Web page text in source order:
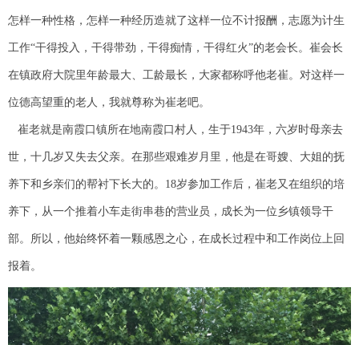
怎样一种性格，怎样一种经历造就了这样一位不计报酬，志愿为计生
工作“干得投入，干得带劲，干得痴情，干得红火”的老会长。崔会长
在镇政府大院里年龄最大、工龄最长，大家都称呼他老崔。对这样一
位德高望重的老人，我就尊称为崔老吧。
崔老就是南霞口镇所在地南霞口村人，生于1943年，六岁时母亲去
世，十几岁又失去父亲。在那些艰难岁月里，他是在哥嫂、大姐的抚
养下和乡亲们的帮衬下长大的。18岁参加工作后，崔老又在组织的培
养下，从一个推着小车走街串巷的营业员，成长为一位乡镇领导干
部。所以，他始终怀着一颗感恩之心，在成长过程中和工作岗位上回
报着。